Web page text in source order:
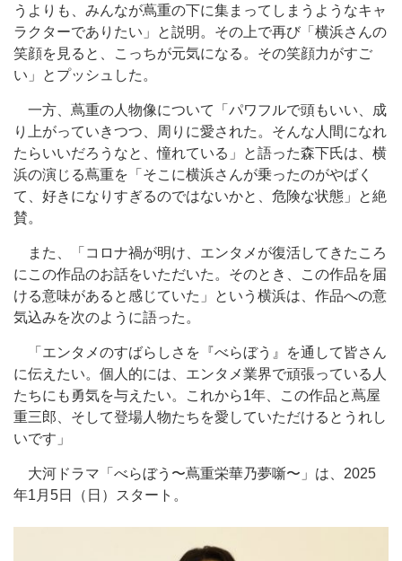
うよりも、みんなが蔦重の下に集まってしまうようなキャ
ラクターでありたい」と説明。その上で再び「横浜さんの
笑顔を見ると、こっちが元気になる。その笑顔力がすご
い」とプッシュした。
一方、蔦重の人物像について「パワフルで頭もいい、成
り上がっていきつつ、周りに愛された。そんな人間になれ
たらいいだろうなと、憧れている」と語った森下氏は、横
浜の演じる蔦重を「そこに横浜さんが乗ったのがやばく
て、好きになりすぎるのではないかと、危険な状態」と絶
賛。
また、「コロナ禍が明け、エンタメが復活してきたころ
にこの作品のお話をいただいた。そのとき、この作品を届
ける意味があると感じていた」という横浜は、作品への意
気込みを次のように語った。
「エンタメのすばらしさを『べらぼう』を通して皆さん
に伝えたい。個人的には、エンタメ業界で頑張っている人
たちにも勇気を与えたい。これから1年、この作品と蔦屋
重三郎、そして登場人物たちを愛していただけるとうれし
いです」
大河ドラマ「べらぼう〜蔦重栄華乃夢噺〜」は、2025
年1月5日（日）スタート。